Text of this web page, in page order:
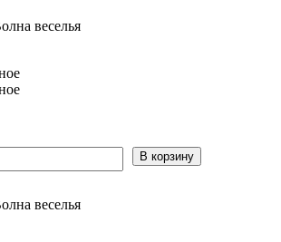
веселья
В корзину
веселья